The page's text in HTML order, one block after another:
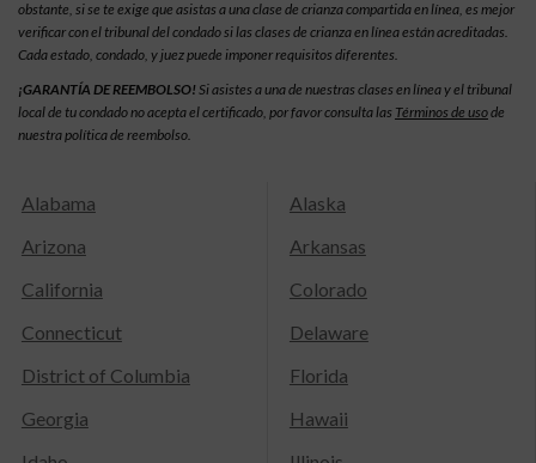
obstante, si se te exige que asistas a una clase de crianza compartida en línea, es mejor
verificar con el tribunal del condado si las clases de crianza en línea están acreditadas.
Cada estado, condado, y juez puede imponer requisitos diferentes.
¡GARANTÍA DE REEMBOLSO! Si asistes a una de nuestras clases en línea y el tribunal
local de tu condado no acepta el certificado, por favor consulta las Términos de usode
nuestra política de reembolso.
Alabama
Alaska
Arizona
Arkansas
California
Colorado
Connecticut
Delaware
District of Columbia
Florida
Georgia
Hawaii